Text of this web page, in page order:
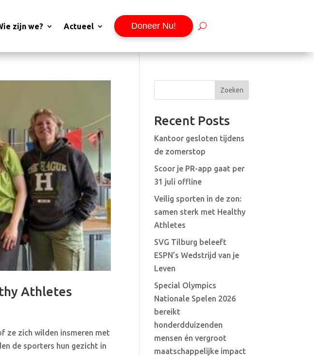
zijn we? Actueel Doneer Nu!
Athletes
ze zich wilden insmeren met
de sporters hun gezicht in
Zoeken
Recent Posts
Kantoor gesloten tijdens
de zomerstop
Scoor je PR-app gaat per
31 juli offline
Veilig sporten in de zon:
samen sterk met Healthy
Athletes
SVG Tilburg beleeft
ESPN’s Wedstrijd van je
Leven
Special Olympics
Nationale Spelen 2026
bereikt
honderdduizenden
mensen én vergroot
maatschappelijke impact